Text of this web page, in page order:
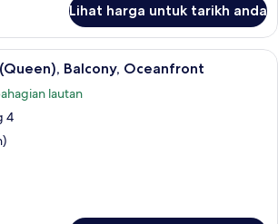
Lihat harga untuk tarikh anda
Room, 2 Katil Ratu (Queen),
Balcony, Oceanfront
lautan
4